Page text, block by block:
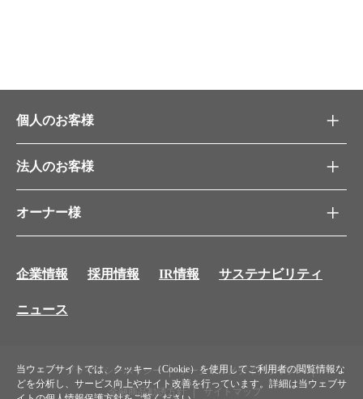
当ウェブサイトでは、クッキー（Cookie）を使用してご利用者の閲覧情報な
どを分析し、サービス向上やサイト改善を行っています。詳細は当ウェブサ
個人のお客様
法人のお客様
オーナー様
企業情報 採用情報 IR情報 サステナビリティ
ニュース
プライバシーポリシー
ソーシャルメディアポリシー
金融商品勧誘方針
サイトマップ